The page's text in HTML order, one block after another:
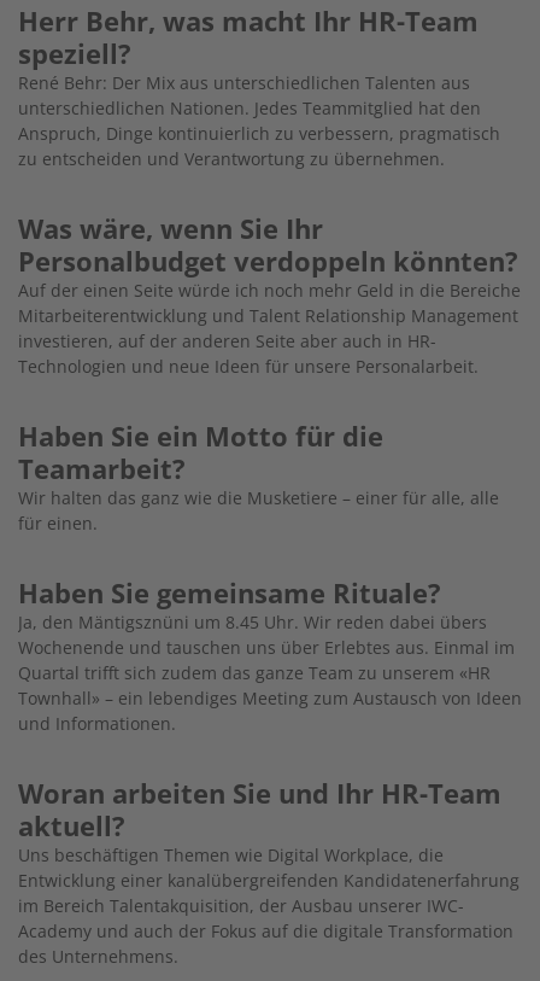
Herr Behr, was macht Ihr HR-Team
speziell?
René Behr: Der Mix aus unterschiedlichen Talenten aus
unterschiedlichen Nationen. Jedes Teammitglied hat den
Anspruch, Dinge kontinuierlich zu verbessern, pragmatisch
zu entscheiden und Verantwortung zu übernehmen.
Was wäre, wenn Sie Ihr
Personalbudget verdoppeln könnten?
Auf der einen Seite würde ich noch mehr Geld in die Bereiche
Mitarbeiterentwicklung und Talent Relationship Management
investieren, auf der anderen Seite aber auch in HR-
Technologien und neue Ideen für unsere Personalarbeit.
Haben Sie ein Motto für die
Teamarbeit?
Wir halten das ganz wie die Musketiere – einer für alle, alle
für einen.
Haben Sie gemeinsame Rituale?
Ja, den Mäntigsznüni um 8.45 Uhr. Wir reden dabei übers
Wochenende und tauschen uns über Erlebtes aus. Einmal im
Quartal trifft sich zudem das ganze Team zu unserem «HR
Townhall» – ein lebendiges Meeting zum Austausch von Ideen
und Informationen.
Woran arbeiten Sie und Ihr HR-Team
aktuell?
Uns beschäftigen Themen wie Digital Workplace, die
Entwicklung einer kanalübergreifenden Kandidatenerfahrung
im Bereich Talentakquisition, der Ausbau unserer IWC-
Academy und auch der Fokus auf die digitale Transformation
des Unternehmens.